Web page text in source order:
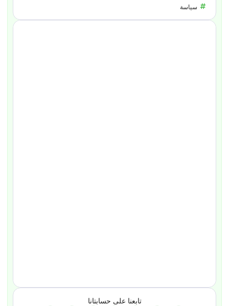
سياسة
تابعنا على حسابتانا